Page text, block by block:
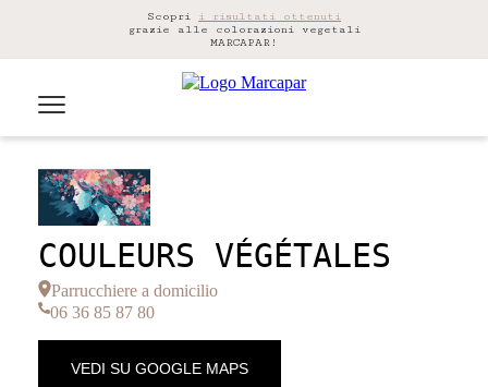
Scopri i risultati ottenuti
grazie alle colorazioni vegetali
MARCAPAR!
COULEURS VÉGÉTALES
Parrucchiere a domicilio
06 36 85 87 80
VEDI SU GOOGLE MAPS